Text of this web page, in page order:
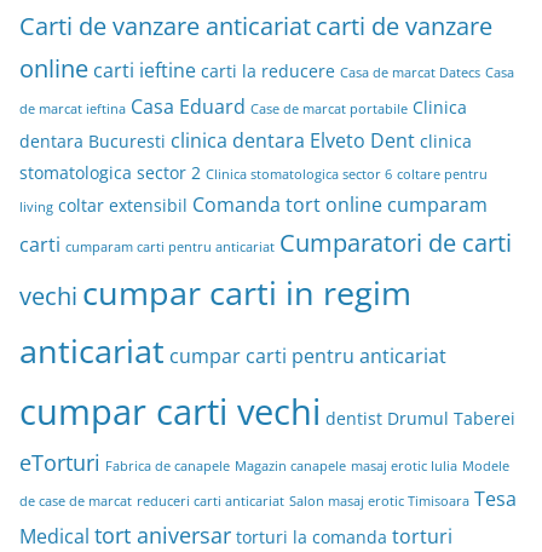
Carti de vanzare anticariatcarti de vanzare
online carti ieftine carti la reducere Casa de marcat Datecs Casa
de marcat ieftina Casa Eduard Case de marcat portabile Clinica
dentara Bucuresti clinica dentara Elveto Dent clinica
stomatologica sector 2 Clinica stomatologica sector 6 coltare pentru
living coltar extensibil Comanda tort online cumparam
carti cumparam carti pentru anticariat Cumparatori de carti
vechi cumpar carti in regim
anticariat cumpar carti pentru anticariat
cumpar carti vechi dentist Drumul Taberei
eTorturi Fabrica de canapele Magazin canapele masaj erotic Iulia Modele
de case de marcat reduceri carti anticariat Salon masaj erotic Timisoara Tesa
Medical tort aniversar torturi la comanda torturi